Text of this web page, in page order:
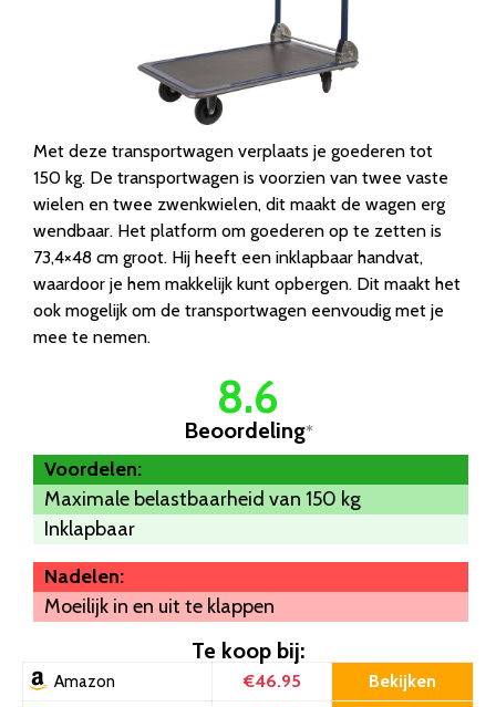
Met deze transportwagen verplaats je goederen tot
150 kg. De transportwagen is voorzien van twee vaste
wielen en twee zwenkwielen, dit maakt de wagen erg
wendbaar. Het platform om goederen op te zetten is
73,4×48 cm groot. Hij heeft een inklapbaar handvat,
waardoor je hem makkelijk kunt opbergen. Dit maakt het
ook mogelijk om de transportwagen eenvoudig met je
mee te nemen.
8.6
Beoordeling*
Voordelen:
Maximale belastbaarheid van 150 kg
Inklapbaar
Nadelen:
Moeilijk in en uit te klappen
Te koop bij:
Amazon €46.95 Bekijken